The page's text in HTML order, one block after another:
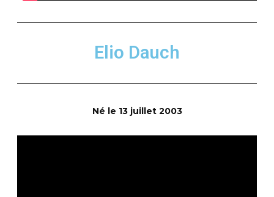
Elio Dauch
Né le 13 juillet 2003